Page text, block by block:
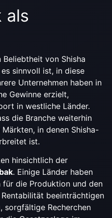
als
von Shisha
sinnvoll ist, in diese
Unternehmen haben in
Gewinne erzielt,
in westliche Länder.
die Branche weiterhin
in denen Shisha-
ist.
hinsichtlich der
. Einige Länder haben
die Produktion und den
beeinträchtigen
sorgfältige Recherchen